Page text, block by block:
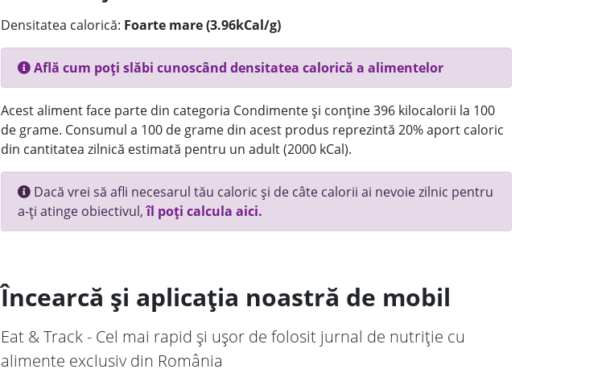
Densitatea calorică: Foarte mare (3.96kCal/g)
Află cum poți slăbi cunoscând densitatea calorică a alimentelor
Acest aliment face parte din categoria Condimente și conține 396 kilocalorii la 100
de grame. Consumul a 100 de grame din acest produs reprezintă 20% aport caloric
din cantitatea zilnică estimată pentru un adult (2000 kCal).
Dacă vrei să afli necesarul tău caloric și de câte calorii ai nevoie zilnic pentru
a-ți atinge obiectivul,îl poți calcula aici.
Încearcă și aplicația noastră de mobil
Eat & Track - Cel mai rapid și ușor de folosit jurnal de nutriție cu
alimente exclusiv din România